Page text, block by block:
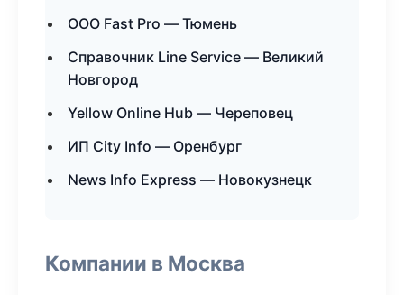
ООО Fast Pro — Тюмень
Справочник Line Service — Великий
Новгород
Yellow Online Hub — Череповец
ИП City Info — Оренбург
News Info Express — Новокузнецк
Компании в Москва